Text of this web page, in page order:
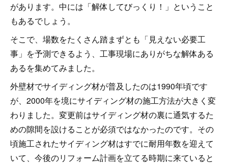
があります。中には「解体してびっくり！」ということ
もあるでしょう。
そこで、場数をたくさん踏まずとも「見えない必要工
事」を予測できるよう、工事現場にありがちな解体ある
あるを集めてみました。
外壁材でサイディング材が普及したのは1990年頃です
が、2000年を境にサイディング材の施工方法が大きく変
わりました。変更前はサイディング材の裏に通気するた
めの隙間を設けることが必須ではなかったのです。その
頃施工されたサイディング材はすでに耐用年数を迎えて
いて、今後のリフォーム計画を立てる時期に来ていると